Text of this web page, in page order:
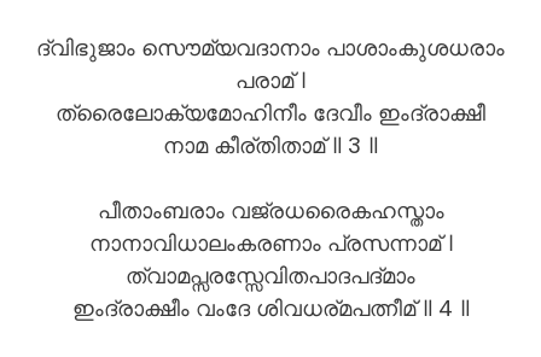
ദ്വിഭുജാം സൌമ്യവദാനാം പാശാംകുശധരാം
പരാമ് ।
ത്രൈലോക്യമോഹിനീം ദേവീം ഇംദ്രാക്ഷീ
നാമ കീര്തിതാമ് ॥ 3 ॥
പീതാംബരാം വജ്രധരൈകഹസ്താം
നാനാവിധാലംകരണാം പ്രസന്നാമ് ।
ത്വാമപ്സരസ്സേവിതപാദപദ്മാം
ഇംദ്രാക്ഷീം വംദേ ശിവധര്മപത്നീമ് ॥ 4 ॥